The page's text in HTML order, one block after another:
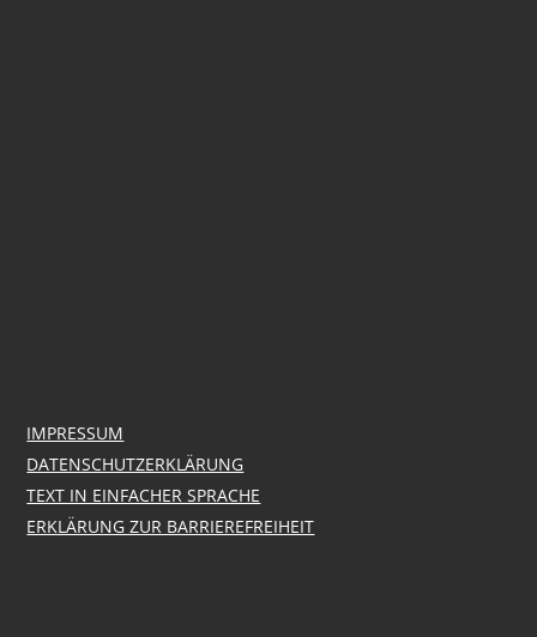
IMPRESSUM
DATENSCHUTZERKLÄRUNG
TEXT IN EINFACHER SPRACHE
ERKLÄRUNG ZUR BARRIEREFREIHEIT